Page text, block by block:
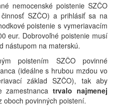
nemocenské poistenie SZČO
SZČO) a prihlásiť sa na
poistenie s vymeriavacím
eur. Dobrovoľné poistenie musí
nástupom na materskú.
poistením SZČO povinné
(ideálne s hrubou mzdou vo
základ SZČO), tak aby
zamestnancatrvalo najmenej
oboch povinných poistení.